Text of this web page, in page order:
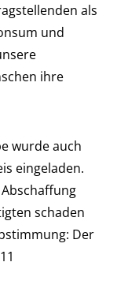
als
und
ihre
wurde auch
eingeladen.
schaden
Der